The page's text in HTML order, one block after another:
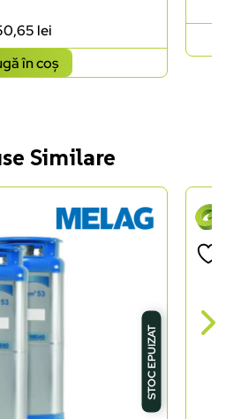
lei
în coș
Similare
STOC EPUIZAT